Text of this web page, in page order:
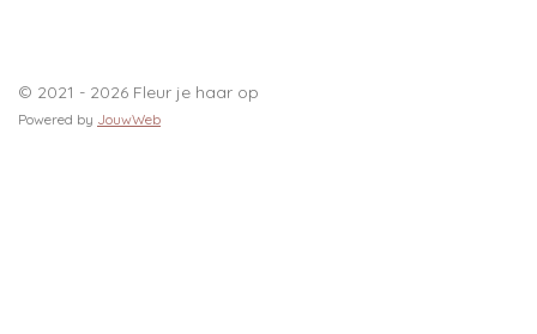
© 2021 - 2026 Fleur je haar op
Powered by JouwWeb